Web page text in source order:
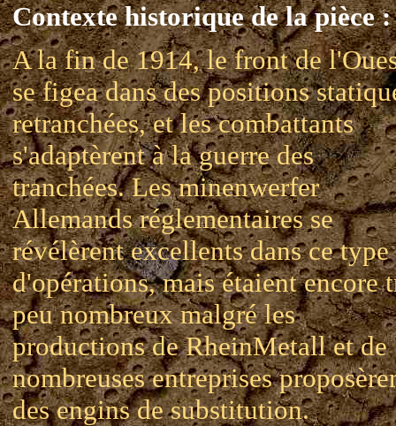
Contexte historique de la pièce :
A la fin de 1914, le front de
se figea dans des positions
retranchées, et les combattants
s'adaptèrent à la guerre des
tranchées. Les minenwerfer
Allemands réglementaires se
révélèrent excellents dans ce type
d'opérations, mais étaient encore
peu nombreux malgré les
productions de RheinMetall et de
nombreuses entreprises
des engins de substitution.